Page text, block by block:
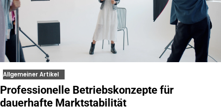
Allgemeiner Artikel
Professionelle Betriebskonzepte für
dauerhafte Marktstabilität